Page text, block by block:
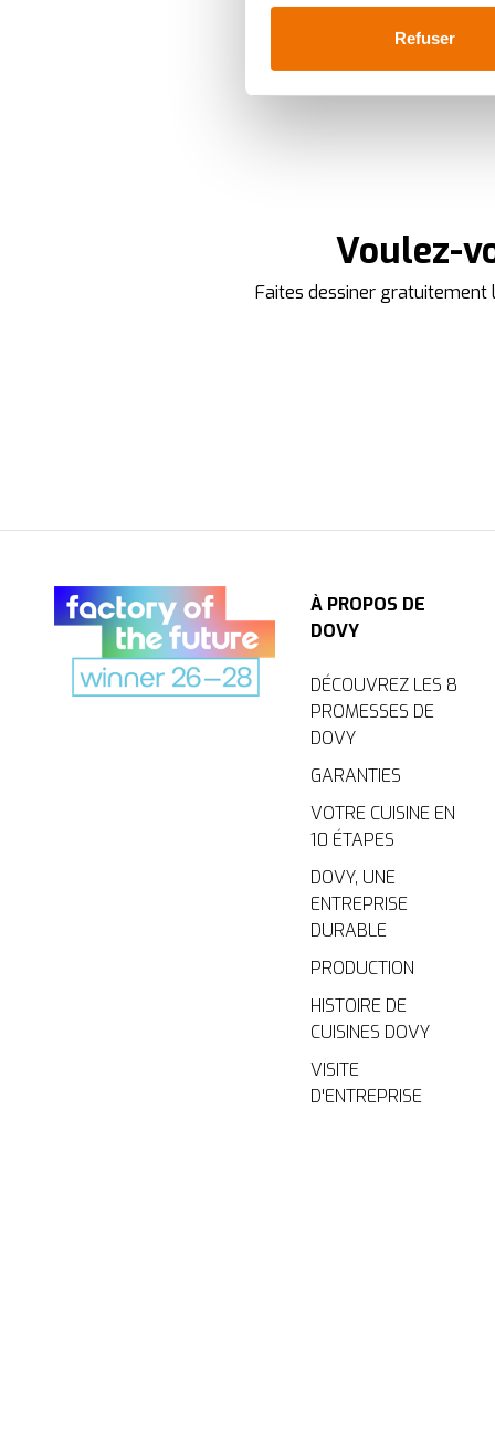
Détails ». Vous pouvez
Refuser
Voulez-
Faites dessiner gratuitement
À PROPOS DE
DOVY
DÉCOUVREZ LES 8
PROMESSES DE
DOVY
GARANTIES
VOTRE CUISINE EN
10 ÉTAPES
DOVY, UNE
ENTREPRISE
DURABLE
PRODUCTION
HISTOIRE DE
CUISINES DOVY
VISITE
D'ENTREPRISE